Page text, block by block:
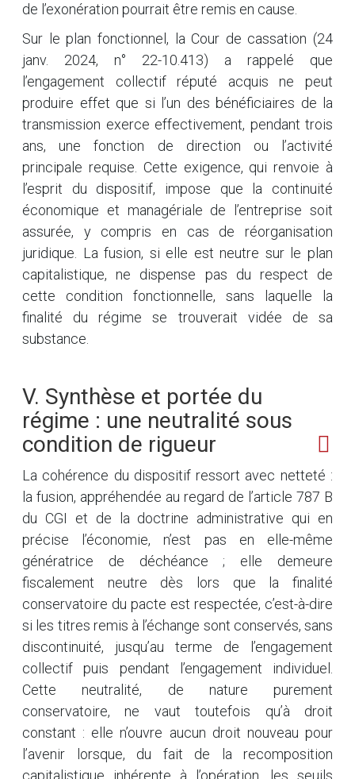
de l’exonération pourrait être remis en cause.
Sur le plan fonctionnel, la Cour de cassation (24
janv. 2024, n° 22-10.413) a rappelé que
l’engagement collectif réputé acquis ne peut
produire effet que si l’un des bénéficiaires de la
transmission exerce effectivement, pendant trois
ans, une fonction de direction ou l’activité
principale requise. Cette exigence, qui renvoie à
l’esprit du dispositif, impose que la continuité
économique et managériale de l’entreprise soit
assurée, y compris en cas de réorganisation
juridique. La fusion, si elle est neutre sur le plan
capitalistique, ne dispense pas du respect de
cette condition fonctionnelle, sans laquelle la
finalité du régime se trouverait vidée de sa
substance.
V. Synthèse et portée du
régime : une neutralité sous
condition de rigueur
La cohérence du dispositif ressort avec netteté :
la fusion, appréhendée au regard de l’article 787 B
du CGI et de la doctrine administrative qui en
précise l’économie, n’est pas en elle-même
génératrice de déchéance ; elle demeure
fiscalement neutre dès lors que la finalité
conservatoire du pacte est respectée, c’est-à-dire
si les titres remis à l’échange sont conservés, sans
discontinuité, jusqu’au terme de l’engagement
collectif puis pendant l’engagement individuel.
Cette neutralité, de nature purement
conservatoire, ne vaut toutefois qu’à droit
constant : elle n’ouvre aucun droit nouveau pour
l’avenir lorsque, du fait de la recomposition
capitalistique inhérente à l’opération, les seuils